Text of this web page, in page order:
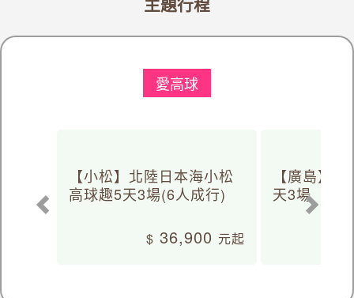
愛高球
【小松】北陸日本海小松
高球趣5天3場(6人成行)
36,900
【廣島】
天3場